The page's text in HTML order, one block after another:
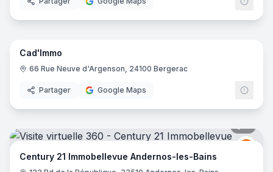
11
Cad'Immo
66 Rue Neuve d'Argenson, 24100 Bergerac
Partager Google Maps
Century 21 Immobellevue Andernos-les-Bains